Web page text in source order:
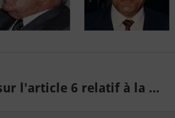
l'article 6 relatif à la ...